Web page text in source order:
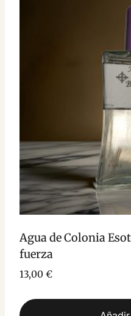
Agua de Colonia
fuerza
13,00 €